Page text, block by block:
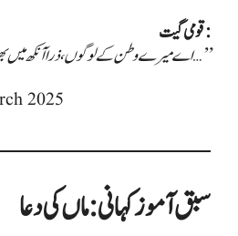
قومی گیت:
“اے میرے وطن کے لوگوں، ذرا آنکھ میں بھر لو پانی…”
2025
سبق آموز کہانی: ماں کی دعا